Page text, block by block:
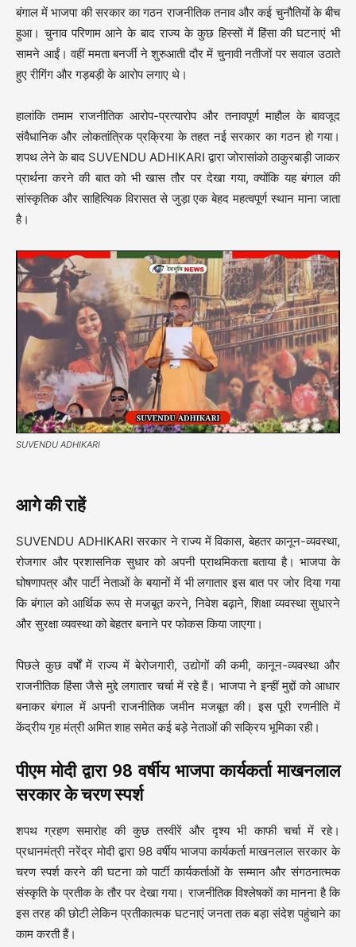
बंगाल में भाजपा की सरकार का गठन राजनीतिक तनाव और कई चुनौतियों के बीच
हुआ। चुनाव परिणाम आने के बाद राज्य के कुछ हिस्सों में हिंसा की घटनाएं भी
सामने आईं। वहीं ममता बनर्जी ने शुरुआती दौर में चुनावी नतीजों पर सवाल उठाते
हुए रीगिंग और गड़बड़ी के आरोप लगाए थे।
हालांकि तमाम राजनीतिक आरोप-प्रत्यारोप और तनावपूर्ण माहौल के बावजूद
संवैधानिक और लोकतांत्रिक प्रक्रिया के तहत नई सरकार का गठन हो गया।
शपथ लेने के बाद SUVENDU ADHIKARI द्वारा जोरासांको ठाकुरबाड़ी जाकर
प्रार्थना करने की बात को भी खास तौर पर देखा गया, क्योंकि यह बंगाल की
सांस्कृतिक और साहित्यिक विरासत से जुड़ा एक बेहद महत्वपूर्ण स्थान माना जाता
है।
SUVENDU ADHIKARI
आगे की राहें
SUVENDU ADHIKARI सरकार ने राज्य में विकास, बेहतर कानून-व्यवस्था,
रोजगार और प्रशासनिक सुधार को अपनी प्राथमिकता बताया है। भाजपा के
घोषणापत्र और पार्टी नेताओं के बयानों में भी लगातार इस बात पर जोर दिया गया
कि बंगाल को आर्थिक रूप से मजबूत करने, निवेश बढ़ाने, शिक्षा व्यवस्था सुधारने
और सुरक्षा व्यवस्था को बेहतर बनाने पर फोकस किया जाएगा।
पिछले कुछ वर्षों में राज्य में बेरोजगारी, उद्योगों की कमी, कानून-व्यवस्था और
राजनीतिक हिंसा जैसे मुद्दे लगातार चर्चा में रहे हैं। भाजपा ने इन्हीं मुद्दों को आधार
बनाकर बंगाल में अपनी राजनीतिक जमीन मजबूत की। इस पूरी रणनीति में
केंद्रीय गृह मंत्री अमित शाह समेत कई बड़े नेताओं की सक्रिय भूमिका रही।
पीएम मोदी द्वारा 98 वर्षीय भाजपा कार्यकर्ता माखनलाल
सरकार के चरण स्पर्श
शपथ ग्रहण समारोह की कुछ तस्वीरें और दृश्य भी काफी चर्चा में रहे।
प्रधानमंत्री नरेंद्र मोदी द्वारा 98 वर्षीय भाजपा कार्यकर्ता माखनलाल सरकार के
चरण स्पर्श करने की घटना को पार्टी कार्यकर्ताओं के सम्मान और संगठनात्मक
संस्कृति के प्रतीक के तौर पर देखा गया। राजनीतिक विश्लेषकों का मानना है कि
इस तरह की छोटी लेकिन प्रतीकात्मक घटनाएं जनता तक बड़ा संदेश पहुंचाने का
काम करती हैं।